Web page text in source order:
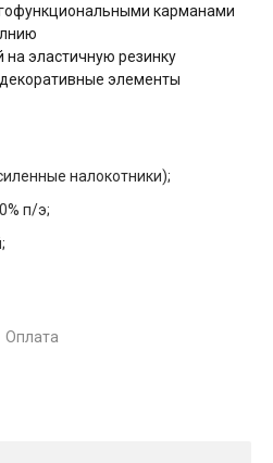
карманами
на эластичную резинку
элементы
налокотники);
п/э;
Оплата